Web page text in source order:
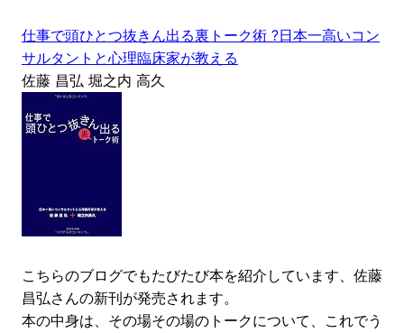
仕事で頭ひとつ抜きん出る裏トーク術 ?日本一高いコン
サルタントと心理臨床家が教える
佐藤 昌弘 堀之内 高久
こちらのブログでもたびたび本を紹介しています、佐藤
昌弘さんの新刊が発売されます。
本の中身は、その場その場のトークについて、これでう